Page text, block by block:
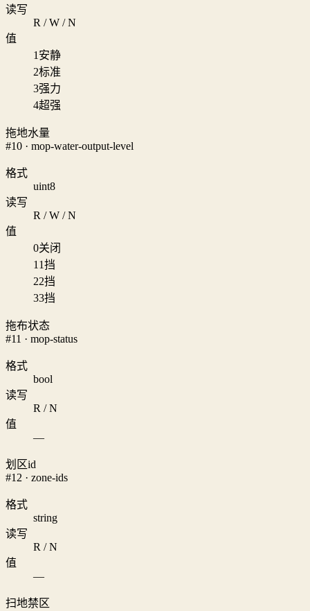
读写
R / W / N
值
1 安静
2标准
3强力
4超强
拖地水量
#10 · mop-water-output-level
格式
uint8
读写
R / W / N
值
0关闭
1 1挡
22挡
33挡
拖布状态
#11 · mop-status
格式
bool
读写
R / N
值
—
划区id
#12 · zone-ids
格式
string
读写
R / N
值
—
扫地禁区